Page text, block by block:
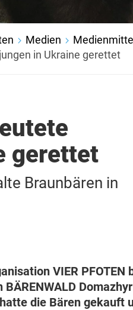
Medien
in Ukraine gerettet
gerettet
Braunbären in
VIER PFOTEN
die Bären gekauft